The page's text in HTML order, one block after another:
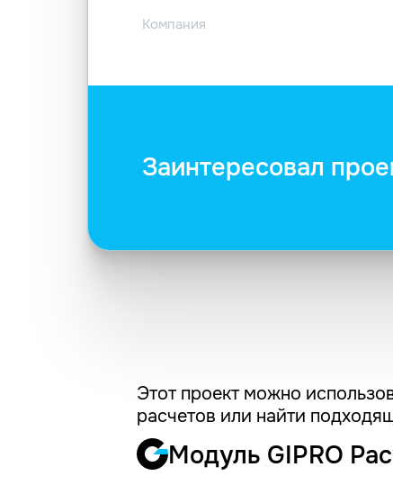
Компания
Заинтересовал
Этот проект можно
расчетов или найти
Модуль GIPRO